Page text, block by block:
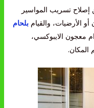
تسريب المواسير
الأرضيات، والقيام بلحام
معجون الايبوكسي،
المكان.